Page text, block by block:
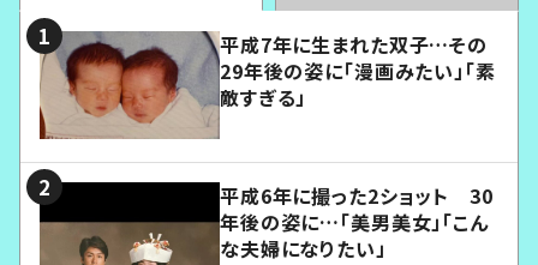
平成7年に生まれた双子…その
29年後の姿に「漫画みたい」「素
敵すぎる」
平成6年に撮った2ショット 30
年後の姿に…「美男美女」「こん
な夫婦になりたい」